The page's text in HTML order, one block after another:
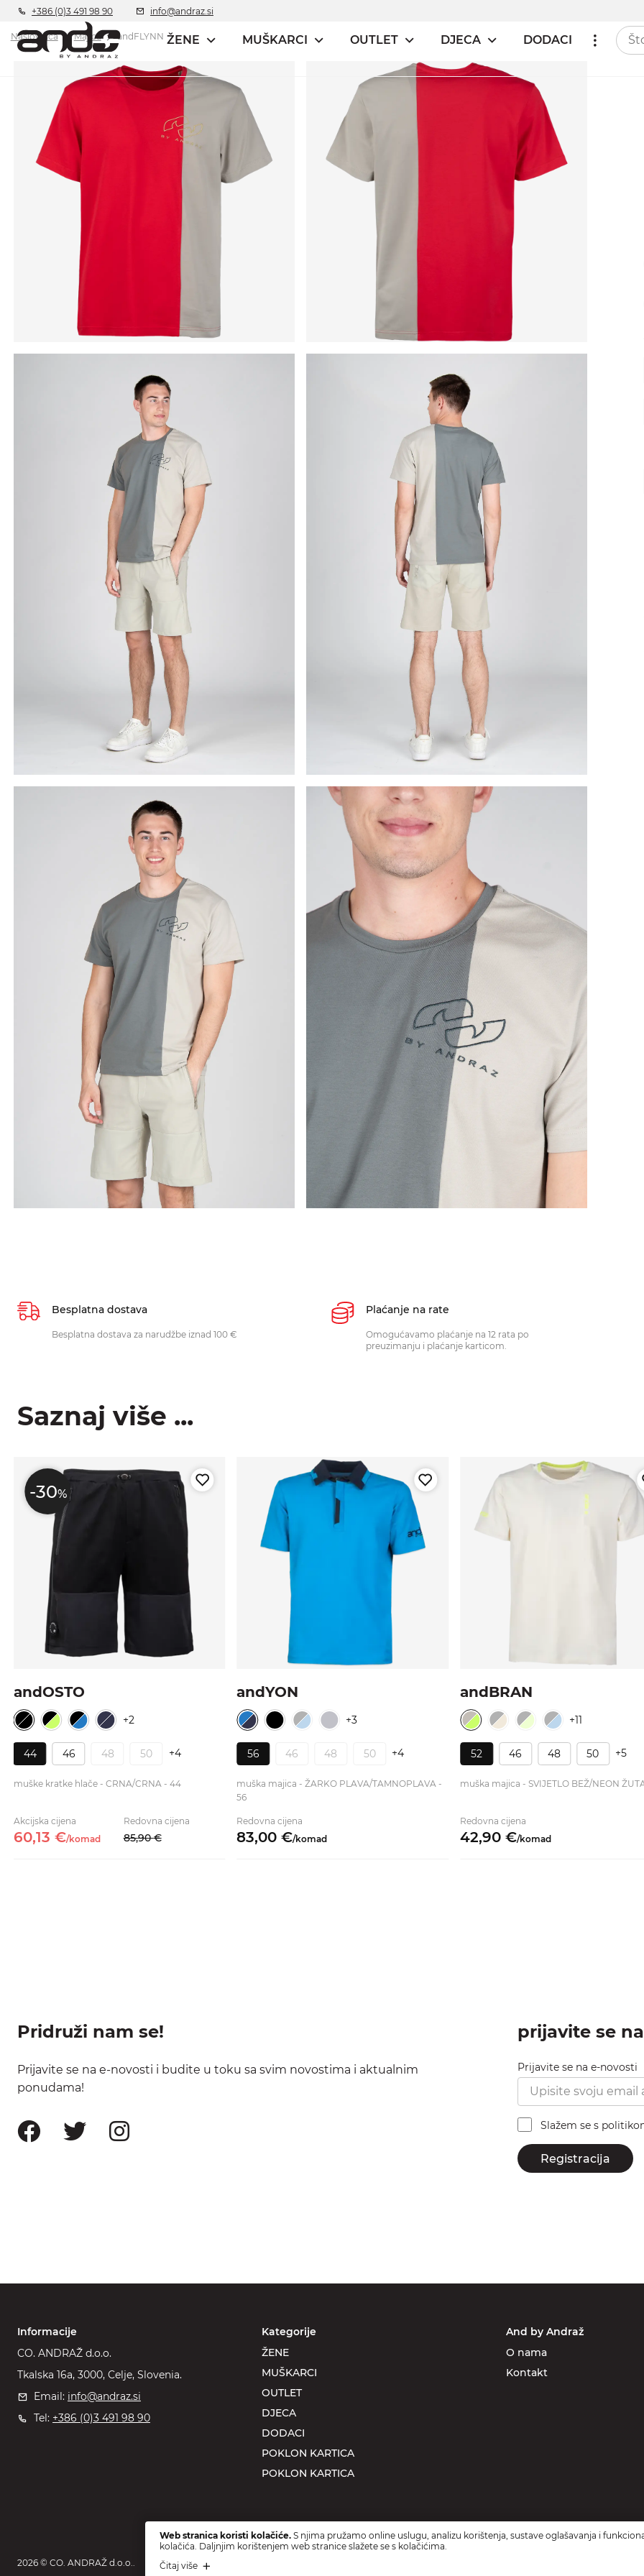
+386 (0)3 491 98 90 info@andraz.si
ŽENE MUŠKARCI OUTLET DJECA DODACI
Naslovnica Majica andFLYNN
Besplatna dostava
Besplatna dostava za narudžbe iznad 100 €
Plaćanje na rate
Omogućavamo plaćanje na 12 rata po
preuzimanju i plaćanje karticom.
Saznaj više ...
-30%
andOSTO
+2
44 46 48 50 +4
muške kratke hlače - CRNA/CRNA - 44
Akcijska cijena
60,13 €/komad
Redovna cijena
85,90 €
andYON
+3
56 46 48 50 +4
muška majica - ŽARKO PLAVA/TAMNOPLAVA -
56
Redovna cijena
83,00 €/komad
andBRAN
+11
52 46 48 50 +5
muška majica - SVIJETLO BEŽ/NEON
Redovna cijena
42,90 €/komad
Pridruži nam se!
Prijavite se na e-novosti i budite u toku sa svim novostima i aktualnim
ponudama!
prijavite se
Prijavite se na e-novosti
Slažem se s
Registracija
Informacije
CO. ANDRAŽ d.o.o.
Tkalska 16a, 3000, Celje, Slovenia.
Email: info@andraz.si
Tel: +386 (0)3 491 98 90
Kategorije
ŽENE
MUŠKARCI
OUTLET
DJECA
DODACI
POKLON KARTICA
POKLON KARTICA
And by Andraž
O nama
Kontakt
2026 © CO. ANDRAŽ d.o.o..
Web stranica koristi kolačiće. S njima pružamo online uslugu, analizu korištenja, sustave oglašavanja i
kolačića. Daljnjim korištenjem web stranice slažete se s kolačićima.
Čitaj više